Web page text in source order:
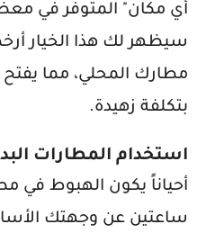
أي مكان" المتوفر في
سيظهر لك هذا الخيار
مطارك المحلي، مما يفتح
بتكلفة زهيدة.
استخدام المطارات
أحياناً يكون الهبوط في
ساعتين عن وجهتك